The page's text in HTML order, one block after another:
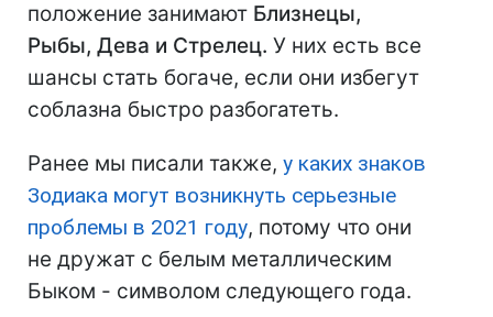
положение занимают Близнецы,
Рыбы, Дева и Стрелец. У них есть все
шансы стать богаче, если они избегут
соблазна быстро разбогатеть.
Ранее мы писали также, у каких знаков
Зодиака могут возникнуть серьезные
проблемы в 2021 году, потому что они
не дружат с белым металлическим
Быком - символом следующего года.